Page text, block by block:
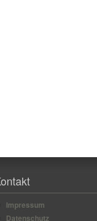
Impressum
Datenschutz